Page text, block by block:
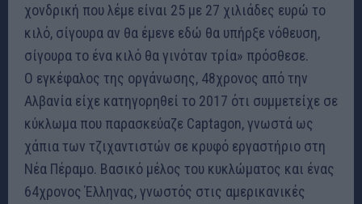
χονδρική που λέμε είναι 25 με 27 χιλιάδες ευρώ το
κιλό, σίγουρα αν θα έμενε εδώ θα υπήρξε νόθευση,
σίγουρα το ένα κιλό θα γινόταν τρία» πρόσθεσε.
Ο εγκέφαλος της οργάνωσης, 48χρονος από την
Αλβανία είχε κατηγορηθεί το 2017 ότι συμμετείχε σε
κύκλωμα που παρασκεύαζε Captagon, γνωστά ως
χάπια των τζιχαντιστών σε κρυφό εργαστήριο στη
Νέα Πέραμo. Βασικό μέλος του κυκλώματος και ένας
64χρονος Έλληνας, γνωστός στις αμερικανικές